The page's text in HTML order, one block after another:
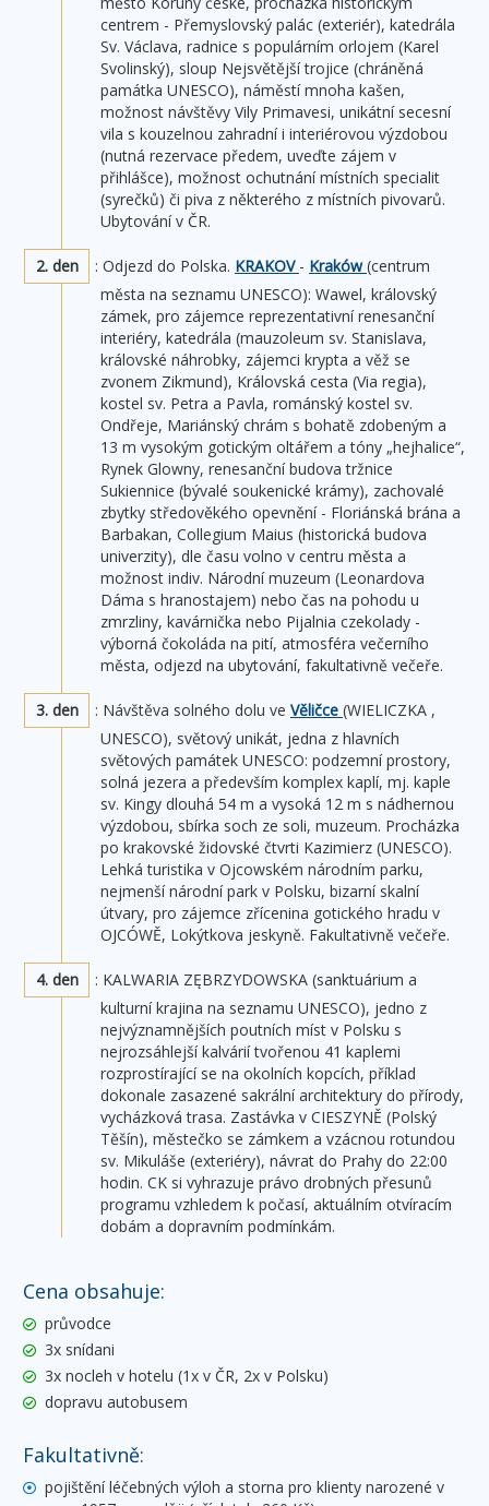
centrem - Přemyslovský palác (exteriér), katedrála
Sv. Václava, radnice s populárním orlojem (Karel
Svolinský), sloup Nejsvětější trojice (chráněná
památka UNESCO), náměstí mnoha kašen,
možnost návštěvy Vily Primavesi, unikátní secesní
vila s kouzelnou zahradní i interiérovou výzdobou
(nutná rezervace předem, uveďte zájem v
přihlášce), možnost ochutnání místních specialit
(syrečků) či piva z některého z místních pivovarů.
Ubytování v ČR.
2. den : Odjezd do Polska. KRAKOV - Kraków(centrum
města na seznamu UNESCO): Wawel, královský
zámek, pro zájemce reprezentativní renesanční
interiéry, katedrála (mauzoleum sv. Stanislava,
královské náhrobky, zájemci krypta a věž se
zvonem Zikmund), Královská cesta (Via regia),
kostel sv. Petra a Pavla, románský kostel sv.
Ondřeje, Mariánský chrám s bohatě zdobeným a
13 m vysokým gotickým oltářem a tóny „hejhalice“,
Rynek Glowny, renesanční budova tržnice
Sukiennice (bývalé soukenické krámy), zachovalé
zbytky středověkého opevnění - Floriánská brána a
Barbakan, Collegium Maius (historická budova
univerzity), dle času volno v centru města a
možnost indiv. Národní muzeum (Leonardova
Dáma s hranostajem) nebo čas na pohodu u
zmrzliny, kavárnička nebo Pijalnia czekolady -
výborná čokoláda na pití, atmosféra večerního
města, odjezd na ubytování, fakultativně večeře.
3. den : Návštěva solného dolu ve Věličce (WIELICZKA ,
UNESCO), světový unikát, jedna z hlavních
světových památek UNESCO: podzemní prostory,
solná jezera a především komplex kaplí, mj. kaple
sv. Kingy dlouhá 54 m a vysoká 12 m s nádhernou
výzdobou, sbírka soch ze soli, muzeum. Procházka
po krakovské židovské čtvrti Kazimierz (UNESCO).
Lehká turistika v Ojcowském národním parku,
nejmenší národní park v Polsku, bizarní skalní
útvary, pro zájemce zřícenina gotického hradu v
OJCÓWĚ, Lokýtkova jeskyně. Fakultativně večeře.
4. den
: KALWARIA ZĘBRZYDOWSKA (sanktuárium a
kulturní krajina na seznamu UNESCO), jedno z
nejvýznamnějších poutních míst v Polsku s
nejrozsáhlejší kalvárií tvořenou 41 kaplemi
rozprostírající se na okolních kopcích, příklad
dokonale zasazené sakrální architektury do přírody,
vycházková trasa. Zastávka v CIESZYNĚ (Polský
Těšín), městečko se zámkem a vzácnou rotundou
sv. Mikuláše (exteriéry), návrat do Prahy do 22:00
hodin. CK si vyhrazuje právo drobných přesunů
programu vzhledem k počasí, aktuálním otvíracím
dobám a dopravním podmínkám.
Cena obsahuje:
průvodce
3x snídani
3x nocleh v hotelu (1x v ČR, 2x v Polsku)
dopravu autobusem
Fakultativně:
pojištění léčebných výloh a storna pro klienty narozené v